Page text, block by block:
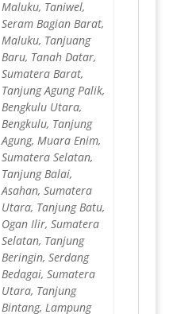
Maluku, Taniwel,
Seram Bagian Barat,
Maluku, Tanjuang
Baru, Tanah Datar,
Sumatera Barat,
Tanjung Agung Palik,
Bengkulu Utara,
Bengkulu, Tanjung
Agung, Muara Enim,
Sumatera Selatan,
Tanjung Balai,
Asahan, Sumatera
Utara, Tanjung Batu,
Ogan Ilir, Sumatera
Selatan, Tanjung
Beringin, Serdang
Bedagai, Sumatera
Utara, Tanjung
Bintang, Lampung